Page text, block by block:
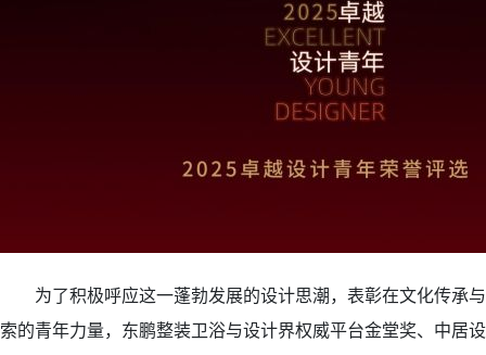
为了积极呼应这一蓬勃发展的设计思潮，表彰在文化传承与
索的青年力量，东鹏整装卫浴与设计界权威平台金堂奖、中居